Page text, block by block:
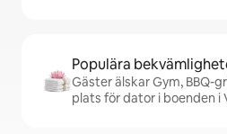
Populära
Gäster älskar Gym, BBQ-
plats för dator i boenden i